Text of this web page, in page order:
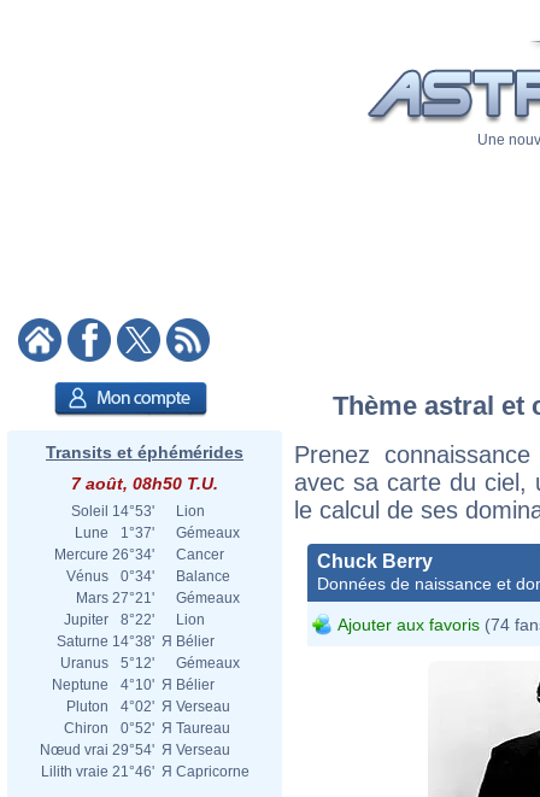
Une
Transits et éphémérides
7 août, 08h50 T.U.
Soleil 14°53'
Lion
Lune
1°37'
Gémeaux
Mercure 26°34'
Cancer
Vénus
0°34'
Balance
Mars 27°21'
Gémeaux
Jupiter
8°22'
Lion
Saturne 14°38' Я Bélier
Uranus
5°12'
Gémeaux
Neptune
4°10' Я Bélier
Pluton
4°02' Я Verseau
Chiron
0°52' Я Taureau
Nœud vrai 29°54' Я Verseau
Lilith vraie 21°46' Я Capricorne
Thème astral et
Prenez
avec sa carte du ciel,
le calcul de ses
Chuck Berry
Données de naissance et
Ajouter aux favoris (74